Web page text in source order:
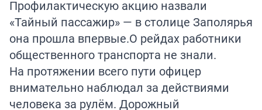
Профилактическую акцию назвали
«Тайный пассажир» — в столице Заполярья
она прошла впервые.О рейдах работники
общественного транспорта не знали.
На протяжении всего пути офицер
внимательно наблюдал за действиями
человека за рулём. Дорожный